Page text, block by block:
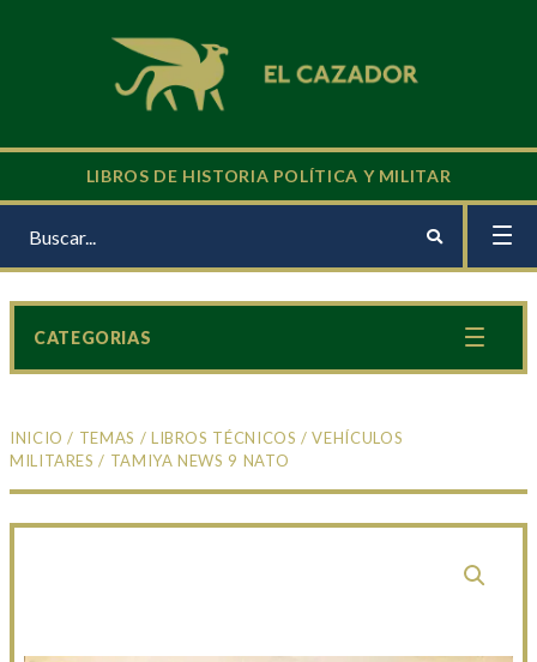
LIBROS DE HISTORIA POLÍTICA Y MILITAR
INICIO / TEMAS / LIBROS TÉCNICOS /VEHÍCULOS
MILITARES / TAMIYA NEWS 9 NATO
CATEGORIAS